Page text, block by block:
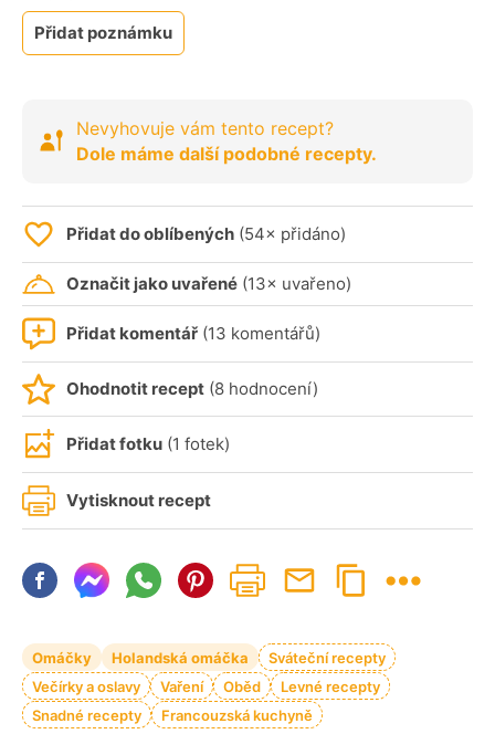
Přidat poznámku
Nevyhovuje vám tento recept?
Dole máme další podobné recepty.
Přidat do oblíbených (54× přidáno)
Označit jako uvařené (13× uvařeno)
Přidat komentář (13 komentářů)
Ohodnotit recept (8 hodnocení)
Přidat fotku (1 fotek)
Vytisknout recept
Omáčky Holandská omáčka
Sváteční recepty
Večírky a oslavy
Vaření Oběd
Levné recepty
Snadné recepty
Francouzská kuchyně